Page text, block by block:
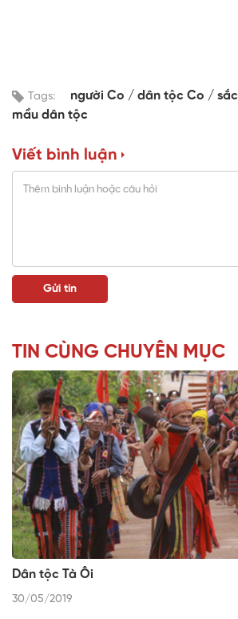
Tags: người Co dân tộc Co
sắc
mầu dân tộc
Viết bình luận
TIN CÙNG CHUYÊN MỤC
Dân tộc Tà Ôi
30/05/2019